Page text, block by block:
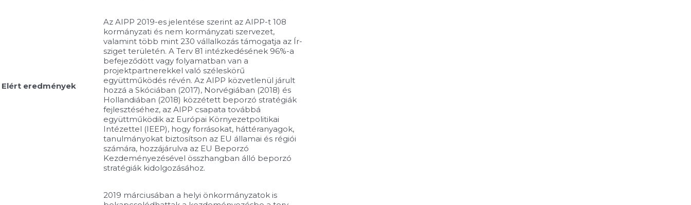
Elért eredmények
Az AIPP 2019-es jelentése szerint az AIPP-t 108
kormányzati és nem kormányzati szervezet,
valamint több mint 230 vállalkozás támogatja az Ír-
sziget területén. A Terv 81 intézkedésének 96%-a
befejeződött vagy folyamatban van a
projektpartnerekkel való széleskörű
együttműködés révén. Az AIPP közvetlenül járult
hozzá a Skóciában (2017), Norvégiában (2018) és
Hollandiában (2018) közzétett beporzó stratégiák
fejlesztéséhez, az AIPP csapata továbbá
együttműködik az Európai Környezetpolitikai
Intézettel (IEEP), hogy forrásokat, háttéranyagok,
tanulmányokat biztosítson az EU államai és régiói
számára, hozzájárulva az EU Beporzó
Kezdeményezésével összhangban álló beporzó
stratégiák kidolgozásához.
2019 márciusában a helyi önkormányzatok is